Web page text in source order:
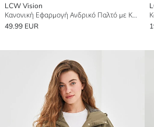
LCW Vision
Κανονική Εφαρμογή Ανδρικό Παλτό με Κουκούλα
49.99 EUR